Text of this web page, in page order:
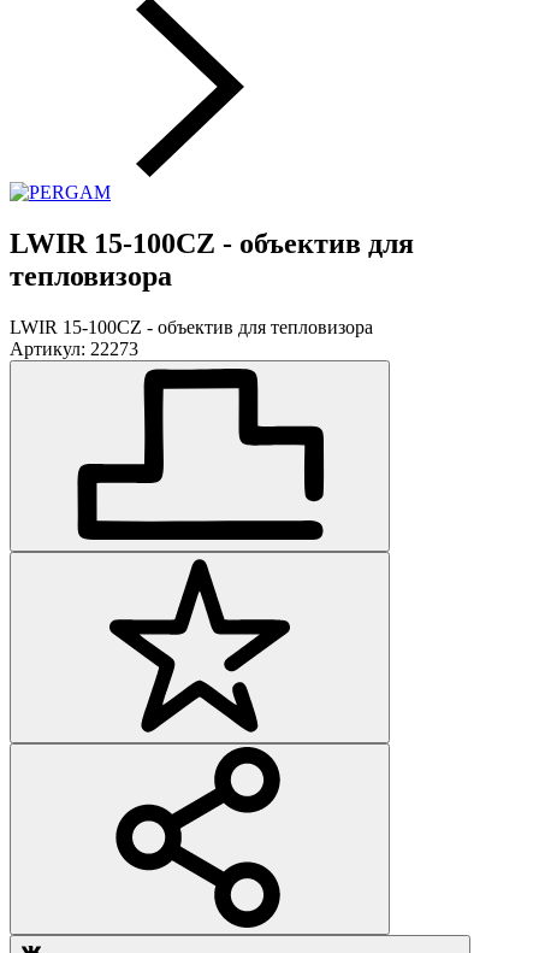
LWIR 15-100CZ - объектив для
тепловизора
LWIR 15-100CZ - объектив для тепловизора
Артикул: 22273